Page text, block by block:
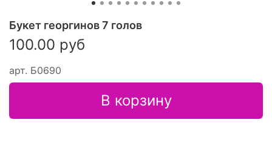
арт. Б0690
Букет георгинов 7 голов
100.00 руб
В корзину